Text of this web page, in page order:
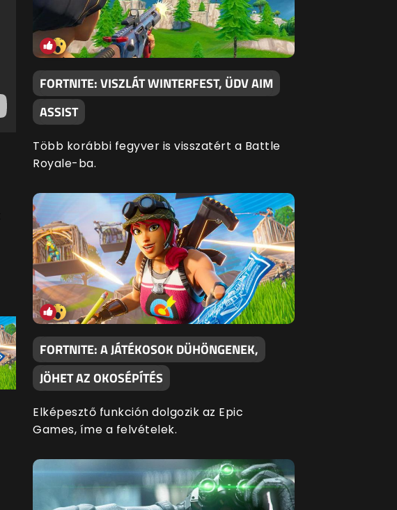
FORTNITE: VISZLÁT WINTERFEST, ÜDV AIM
ASSIST
Több korábbi fegyver is visszatért a Battle
Royale-ba.
FORTNITE: A JÁTÉKOSOK DÜHÖNGENEK,
JÖHET AZ OKOSÉPÍTÉS
Elképesztő funkción dolgozik az Epic
Games, íme a felvételek.